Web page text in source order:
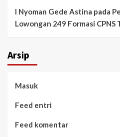
I Nyoman Gede Astina pada
Lowongan 249 Formasi CPNS
Arsip
Masuk
Feed entri
Feed komentar